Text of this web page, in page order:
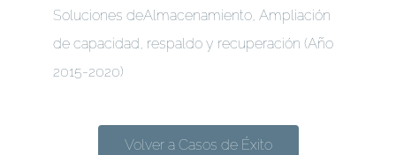
Soluciones deAlmacenamiento, Ampliación
de capacidad, respaldo y recuperación (Año
2015-2020)
Volver a Casos de Éxito